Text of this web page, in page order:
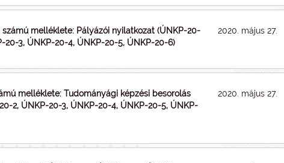
melléklete: Pályázói nyilatkozat (ÚNKP-20-
20-3, ÚNKP-20-4, ÚNKP-20-5, ÚNKP-20-6)
2020. május 27.
melléklete: Tudományági képzési besorolás
2, ÚNKP-20-3, ÚNKP-20-4, ÚNKP-20-5, ÚNKP-
2020. május 27.